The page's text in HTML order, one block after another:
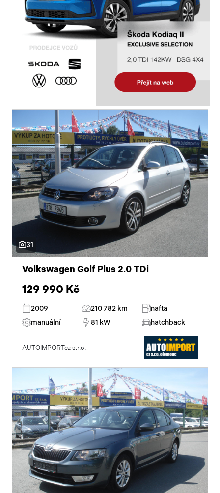
telefon
volba jízdního režimu
31
Volkswagen Golf Plus 2.0 TDi
129 990 Kč
2009 210 782 km
nafta
manuální
81 kW hatchback
AUTOIMPORTcz s.r.o.